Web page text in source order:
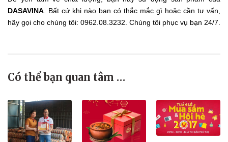
DASAVINA . Bất cứ khi nào bạn có thắc mắc gì hoặc cần tư vấn,
hãy gọi cho chúng tôi: 0962.08.3232. Chúng tôi phục vụ bạn 24/7.
Có thể bạn quan tâm …